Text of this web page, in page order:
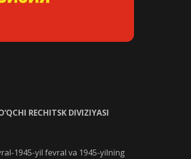
RECHITSK DIVIZIYASI
1945-yil fevral va 1945-yilning